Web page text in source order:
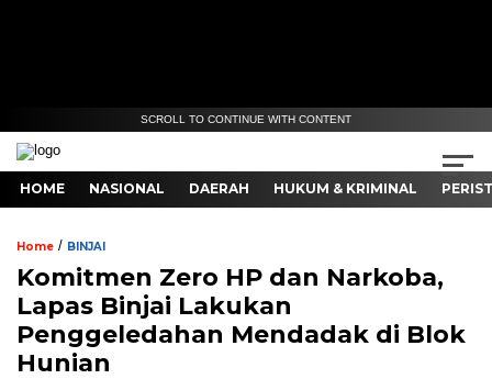
SCROLL TO CONTINUE WITH CONTENT
HOME NASIONAL DAERAH HUKUM & KRIMINAL
Home / BINJAI
Komitmen Zero HP dan Narkoba,
Lapas Binjai Lakukan
Penggeledahan Mendadak di Blok
Hunian